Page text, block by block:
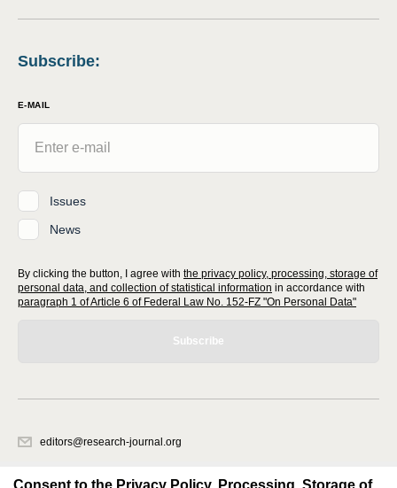
Subscribe:
E-MAIL
Issues
News
By clicking the button, I agree with the privacy policy, processing, storage of
personal data, and collection of statistical information in accordance with
paragraph 1 of Article 6 of Federal Law No. 152-FZ "On Personal Data"
Subscribe
editors@research-journal.org
office 1
Consent to the Privacy Policy, Processing, Storage of